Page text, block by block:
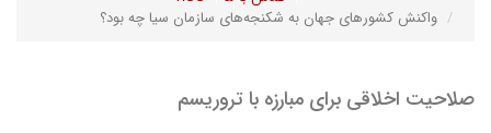
واکنش کشورهای جهان به شکنجه‌های سازمان سیا چه بود؟
صلاحیت اخلاقی برای مبارزه با تروریسم